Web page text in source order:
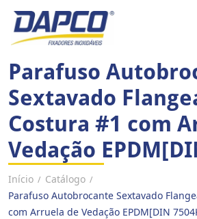
Parafuso
Sextavado
Costura #1 com
Vedação
Início / Catálogo /
Parafuso Autobrocante Sextavado
com Arruela de Vedação EPDM[DIN